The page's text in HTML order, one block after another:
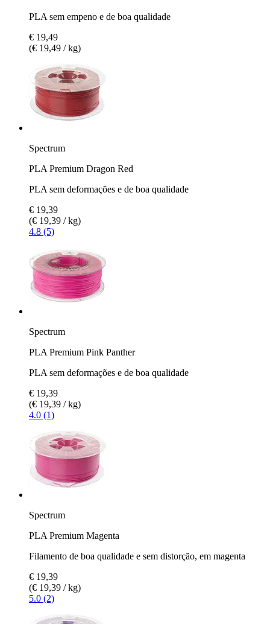
PLA sem empeno e de boa qualidade
€ 19,49
(€ 19,49 / kg)
Spectrum
PLA Premium Dragon Red
PLA sem deformações e de boa qualidade
€ 19,39
(€ 19,39 / kg)
4.8 (5)
Spectrum
PLA Premium Pink Panther
PLA sem deformações e de boa qualidade
€ 19,39
(€ 19,39 / kg)
4.0 (1)
Spectrum
PLA Premium Magenta
Filamento de boa qualidade e sem distorção, em magenta
€ 19,39
(€ 19,39 / kg)
5.0 (2)